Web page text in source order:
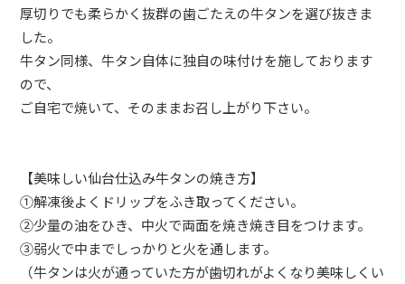
厚切りでも柔らかく抜群の歯ごたえの牛タンを選び抜きま
した。
牛タン同様、牛タン自体に独自の味付けを施しております
ので、
ご自宅で焼いて、そのままお召し上がり下さい。
【美味しい仙台仕込み牛タンの焼き方】
①解凍後よくドリップをふき取ってください。
②少量の油をひき、中火で両面を焼き焼き目をつけます。
③弱火で中までしっかりと火を通します。
（牛タンは火が通っていた方が歯切れがよくなり美味しくい